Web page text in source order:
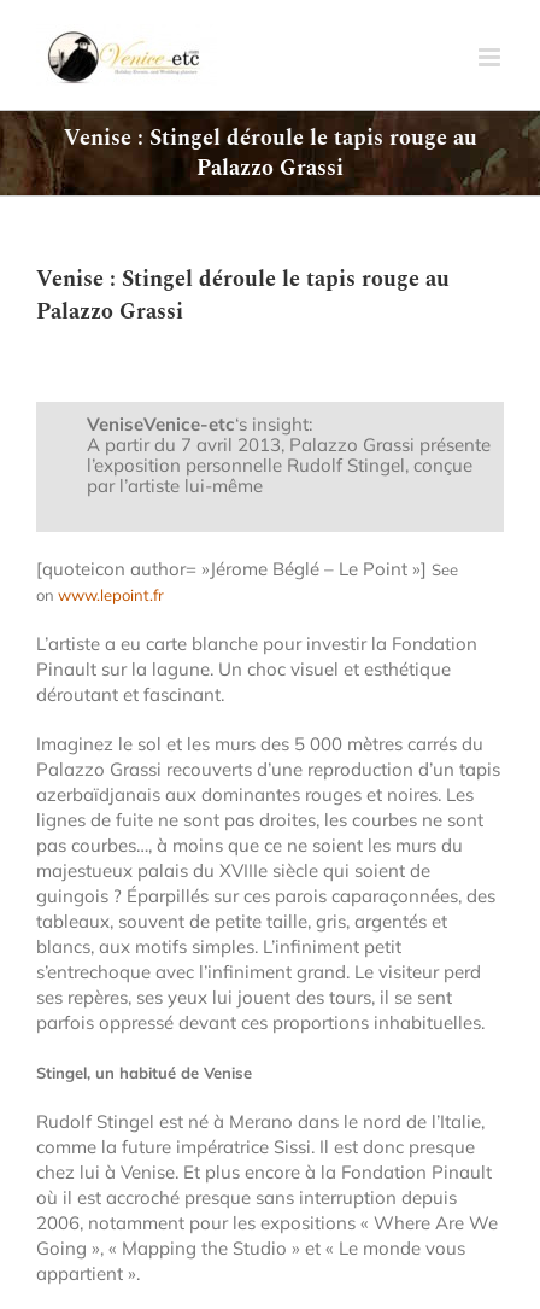
contenu
Venise : Stingel déroule le tapis rouge au
Palazzo Grassi
Venise : Stingel déroule le tapis rouge au
Palazzo Grassi
VeniseVenice-etc‘s insight:
A partir du 7 avril 2013, Palazzo Grassi présente
l’exposition personnelle Rudolf Stingel, conçue
par l’artiste lui-même
[quoteicon author= »Jérome Béglé – Le Point »] See
on www.lepoint.fr
L’artiste a eu carte blanche pour investir la Fondation
Pinault sur la lagune. Un choc visuel et esthétique
déroutant et fascinant.
Imaginez le sol et les murs des 5 000 mètres carrés du
Palazzo Grassi recouverts d’une reproduction d’un tapis
azerbaïdjanais aux dominantes rouges et noires. Les
lignes de fuite ne sont pas droites, les courbes ne sont
pas courbes…, à moins que ce ne soient les murs du
majestueux palais du XVIIIe siècle qui soient de
guingois ? Éparpillés sur ces parois caparaçonnées, des
tableaux, souvent de petite taille, gris, argentés et
blancs, aux motifs simples. L’infiniment petit
s’entrechoque avec l’infiniment grand. Le visiteur perd
ses repères, ses yeux lui jouent des tours, il se sent
parfois oppressé devant ces proportions inhabituelles.
Stingel, un habitué de Venise
Rudolf Stingel est né à Merano dans le nord de l’Italie,
comme la future impératrice Sissi. Il est donc presque
chez lui à Venise. Et plus encore à la Fondation Pinault
où il est accroché presque sans interruption depuis
2006, notamment pour les expositions « Where Are We
Going », « Mapping the Studio » et « Le monde vous
appartient ».